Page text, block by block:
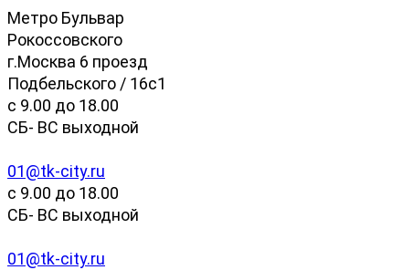
Метро Бульвар
Рокоссовского
г.Москва 6 проезд
Подбельского / 16с1
c 9.00 до 18.00
СБ- ВС выходной
01@tk-city.ru
c 9.00 до 18.00
СБ- ВС выходной
01@tk-city.ru